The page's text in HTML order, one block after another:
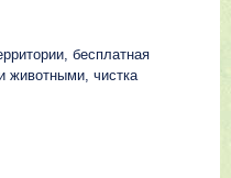
бесплатная
животными, чистка